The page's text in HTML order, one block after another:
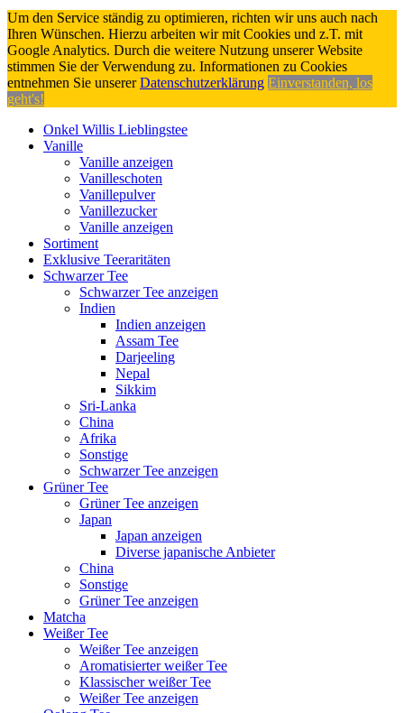
Um den Service ständig zu optimieren, richten wir uns auch nach
Ihren Wünschen. Hierzu arbeiten wir mit Cookies und z.T. mit
Google Analytics. Durch die weitere Nutzung unserer Website
stimmen Sie der Verwendung zu. Informationen zu Cookies
entnehmen Sie unsererDatenschutzerklärung Einverstanden, los
geht's!
Onkel Willis Lieblingstee
Vanille
Vanille anzeigen
Vanilleschoten
Vanillepulver
Vanillezucker
Vanille anzeigen
Sortiment
Exklusive Teeraritäten
Schwarzer Tee
Schwarzer Tee anzeigen
Indien
Indien anzeigen
Assam Tee
Darjeeling
Nepal
Sikkim
Sri-Lanka
China
Afrika
Sonstige
Schwarzer Tee anzeigen
Grüner Tee
Grüner Tee anzeigen
Japan
Japan anzeigen
Diverse japanische Anbieter
China
Sonstige
Grüner Tee anzeigen
Matcha
Weißer Tee
Weißer Tee anzeigen
Aromatisierter weißer Tee
Klassischer weißer Tee
Weißer Tee anzeigen